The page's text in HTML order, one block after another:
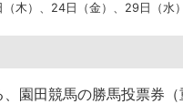
木）、24日（金）、29日（水
、園田競馬の勝馬投票券